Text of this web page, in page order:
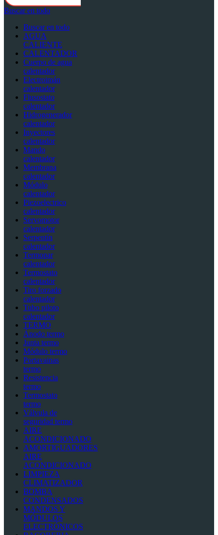
Buscar en todo
Buscar en todo
AGUA
CALIENTE
CALENTADOR
Cuerpo de agua
calentador
Electroimán
calentador
Flusostato
calentador
Hidrogenerador
calentador
Inyectores
calentador
Mando
calentador
Membrana
calentador
Módulo
calentador
Piezoelectrico
calentador
Servomotor
calentador
Serpentín
calentador
Termopar
calentador
Termostato
calentador
Tiro forzado
calentador
Tubo piloto
calentador
TERMO
Ánodo termo
Junta termo
Módulo termo
Portavainas
termo
Resistencia
termo
Termostato
termo
Válvula de
seguridad termo
AIRE
ACONDICIONADO
AMORTIGUADORES
AIRE
ACONDICIONADO
LIMPIEZA
CLIMATIZADOR
BOMBA
CONDENSADOS
MANDOS Y
MÓDULOS
ELECTRÓNICOS